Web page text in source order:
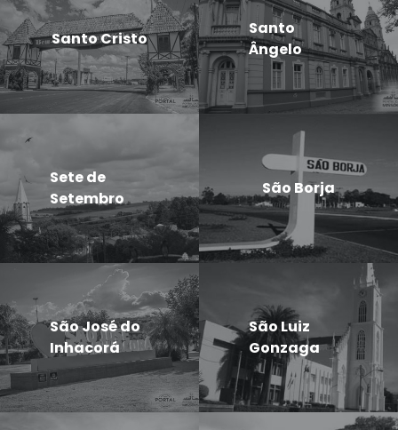
Santo Cristo
Santo
Ângelo
Sete de
Setembro
São Borja
São José do
Inhacorá
São Luiz
Gonzaga